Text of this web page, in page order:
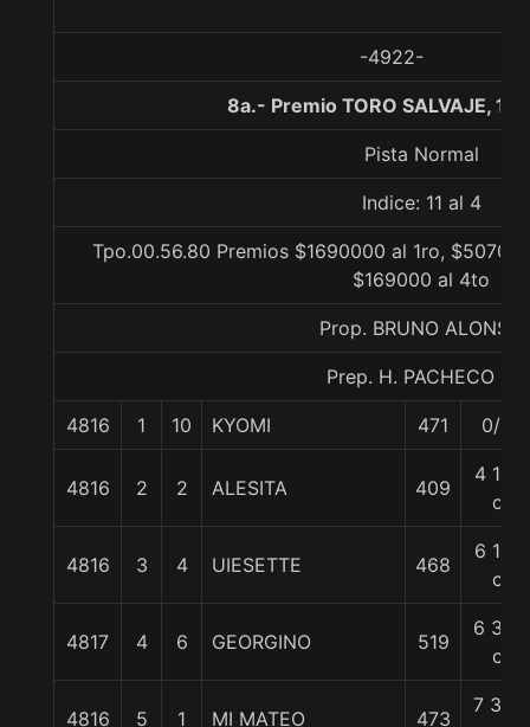
-4922-
8a.- Premio TORO SALVAJE,
Pista Normal
Indice: 11 al 4
Tpo.00.56.80 Premios $1690000 al 1ro,
$169000 al 4to
Prop. BRUNO ALONSO
Prep. H. PACHECO P.
4816 1 10 KYOMI 471 0/0
4816 2 2 ALESITA 409
4 1/4
c
4816 3 4 UIESETTE 468
6 1/4
c
4817 4 6 GEORGINO 519
6 3/4
c
4816 5 1 MI MATEO 473
7 3/4